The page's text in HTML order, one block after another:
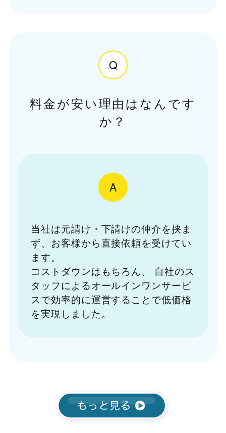
Q
料金が安い理由はなんです
か？
A
当社は元請け・下請けの仲介を挟ま
ず、お客様から直接依頼を受けてい
ます。
コストダウンはもちろん、
自社のス
タッフによるオールインワンサービ
スで効率的に運営することで低価格
を実現しました。